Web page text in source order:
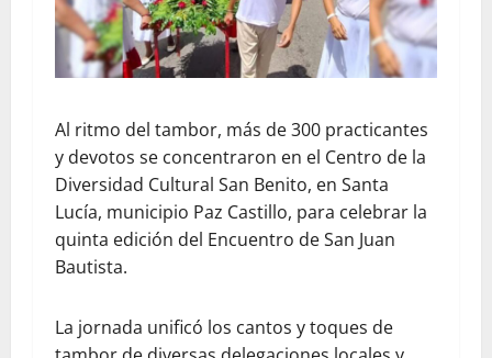
Al ritmo del tambor, más de 300 practicantes
y devotos se concentraron en el Centro de la
Diversidad Cultural San Benito, en Santa
Lucía, municipio Paz Castillo, para celebrar la
quinta edición del Encuentro de San Juan
Bautista.
La jornada unificó los cantos y toques de